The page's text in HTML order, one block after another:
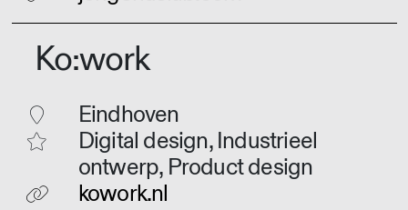
Ko:work
Eindhoven
Digital design, Industrieel
ontwerp, Product design
kowork.nl